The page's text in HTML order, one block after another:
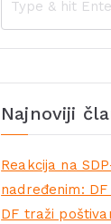
Najnoviji
Reakcija na
nadređenim:
DF traži